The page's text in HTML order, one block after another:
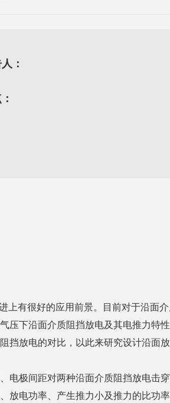
：
有很好的应用前景。目前对于沿面
压下沿面介质阻挡放电及其电推力特
挡放电的对比，以此来研究设计沿面
电极间距对两种沿面介质阻挡放电击
放电功率、产生推力小及推力的比功